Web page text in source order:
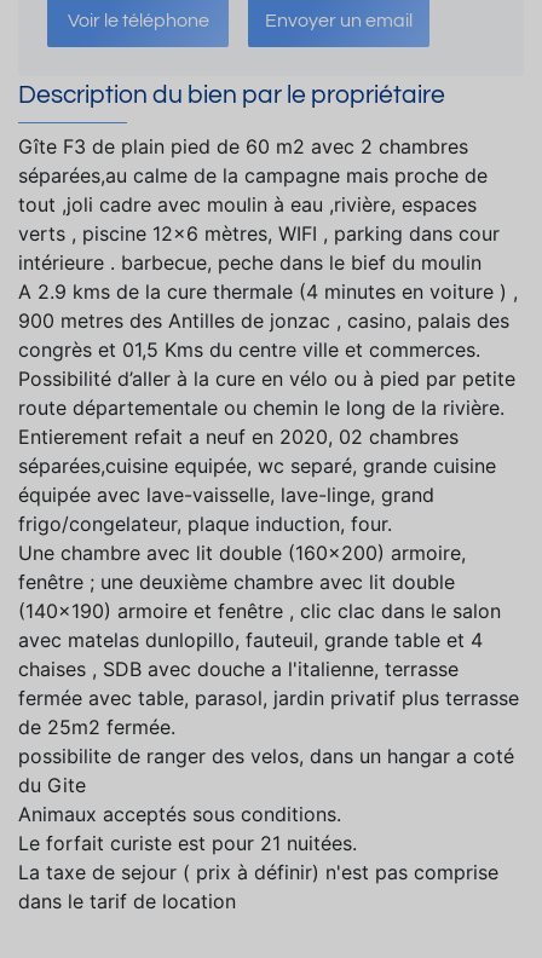
Voir le téléphone Envoyer un email
Description du bien par le propriétaire
Gîte F3 de plain pied de 60 m2 avec 2 chambres
séparées,au calme de la campagne mais proche de
tout ,joli cadre avec moulin à eau ,rivière, espaces
verts , piscine 12x6 mètres, WIFI , parking dans cour
intérieure . barbecue, peche dans le bief du moulin
A 2.9 kms de la cure thermale (4 minutes en voiture ) ,
900 metres des Antilles de jonzac , casino, palais des
congrès et 01,5 Kms du centre ville et commerces.
Possibilité d’aller à la cure en vélo ou à pied par petite
route départementale ou chemin le long de la rivière.
Entierement refait a neuf en 2020, 02 chambres
séparées,cuisine equipée, wc separé, grande cuisine
équipée avec lave-vaisselle, lave-linge, grand
frigo/congelateur, plaque induction, four.
Une chambre avec lit double (160x200) armoire,
fenêtre ; une deuxième chambre avec lit double
(140x190) armoire et fenêtre , clic clac dans le salon
avec matelas dunlopillo, fauteuil, grande table et 4
chaises , SDB avec douche a l'italienne, terrasse
fermée avec table, parasol, jardin privatif plus terrasse
de 25m2 fermée.
possibilite de ranger des velos, dans un hangar a coté
du Gite
Animaux acceptés sous conditions.
Le forfait curiste est pour 21 nuitées.
La taxe de sejour ( prix à définir) n'est pas comprise
dans le tarif de location